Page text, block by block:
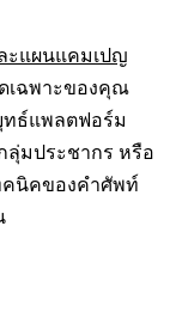
ะแผนแคมเปญ
เฉพาะของคุณ
ทธ์แพลตฟอร์ม
มประชากร หรือ
คนิคของคำศัพท์